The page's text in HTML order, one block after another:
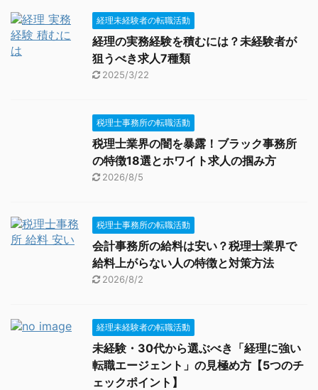
経理未経験者の転職活動
経理の実務経験を積むには？未経験者が
狙うべき求人7種類
2025/3/22
税理士事務所の転職活動
税理士業界の闇を暴露！ブラック事務所
の特徴18選とホワイト求人の掴み方
2026/8/5
税理士事務所の転職活動
会計事務所の給料は安い？税理士業界で
給料上がらない人の特徴と対策方法
2026/8/2
経理未経験者の転職活動
未経験・30代から選ぶべき「経理に強い
転職エージェント」の見極め方【5つのチ
ェックポイント】